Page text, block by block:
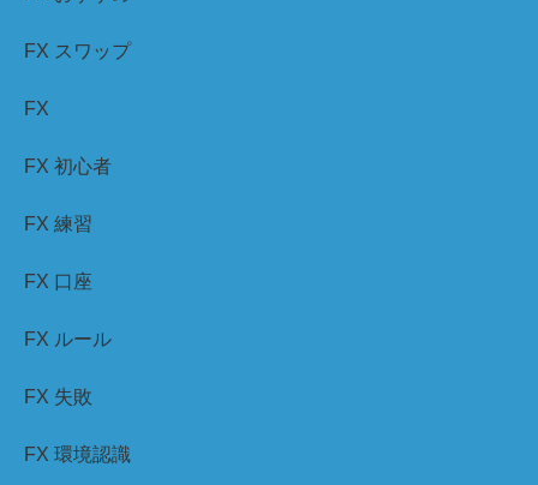
FX スワップ
FX
FX 初心者
FX 練習
FX 口座
FX ルール
FX 失敗
FX 環境認識